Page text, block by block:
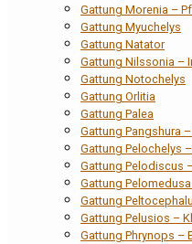
Gattung Morenia –
Gattung Myuchelys
Gattung Natator
Gattung Nilssonia –
Gattung Notochelys
Gattung Orlitia
Gattung Palea
Gattung Pangshura
Gattung Pelochelys
Gattung Pelodiscus
Gattung
Gattung
Gattung Pelusios –
Gattung Phrynops –